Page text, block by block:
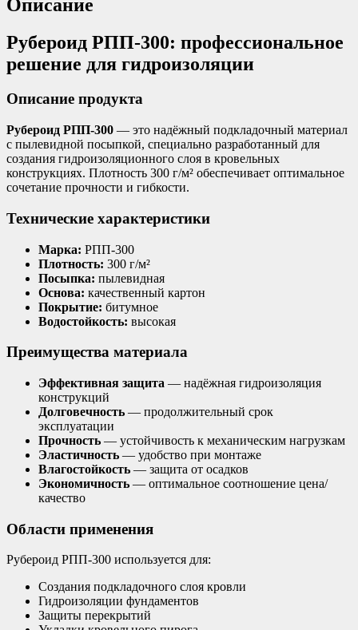
Описание
Рубероид РПП-300: профессиональное
решение для гидроизоляции
Описание продукта
Рубероид РПП-300 — это надёжный подкладочный материал
с пылевидной посыпкой, специально разработанный для
создания гидроизоляционного слоя в кровельных
конструкциях. Плотность 300 г/м² обеспечивает оптимальное
сочетание прочности и гибкости.
Технические характеристики
Марка: РПП-300
Плотность: 300 г/м²
Посыпка: пылевидная
Основа: качественный картон
Покрытие: битумное
Водостойкость: высокая
Преимущества материала
Эффективная защита — надёжная гидроизоляция
конструкций
Долговечность — продолжительный срок
эксплуатации
Прочность — устойчивость к механическим нагрузкам
Эластичность — удобство при монтаже
Влагостойкость — защита от осадков
Экономичность — оптимальное соотношение цена/
качество
Области применения
Рубероид РПП-300 используется для:
Создания подкладочного слоя кровли
Гидроизоляции фундаментов
Защиты перекрытий